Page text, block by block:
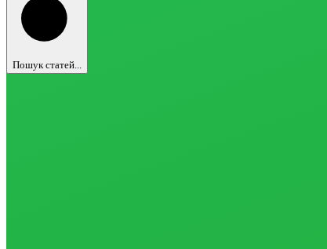
Пошук статей...